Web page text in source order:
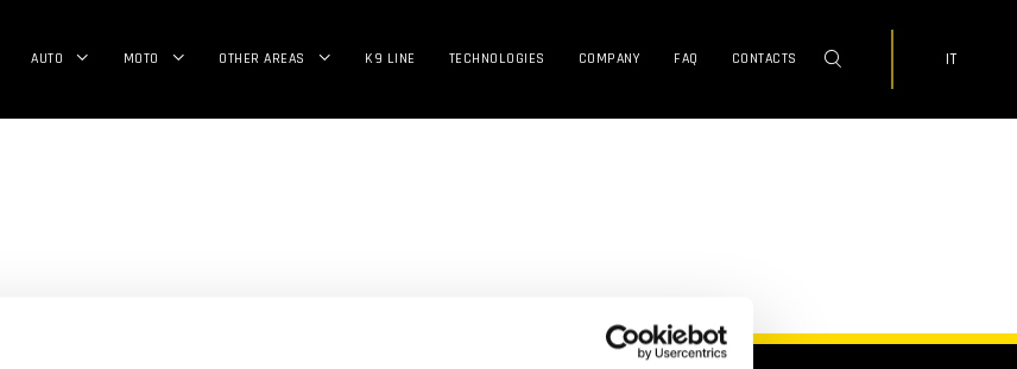
AUTO MOTO OTHER AREAS K9 LINE TECHNOLOGIES COMPANY FAQ CONTACTS IT